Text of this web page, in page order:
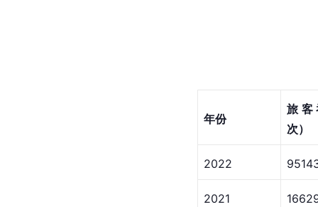
年份
旅客
次）
2022
2021